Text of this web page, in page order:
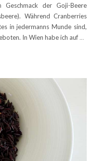
Geschmack der Goji-Beere
Während Cranberries
in jedermanns Munde sind,
In Wien habe ich auf …